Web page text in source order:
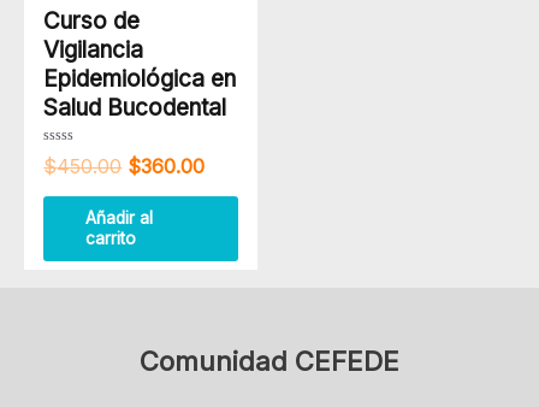
Curso de
Vigilancia
Epidemiológica en
Salud Bucodental
Valorado
con
de
$450.00 $360.00
Añadir al
carrito
Comunidad CEFEDE